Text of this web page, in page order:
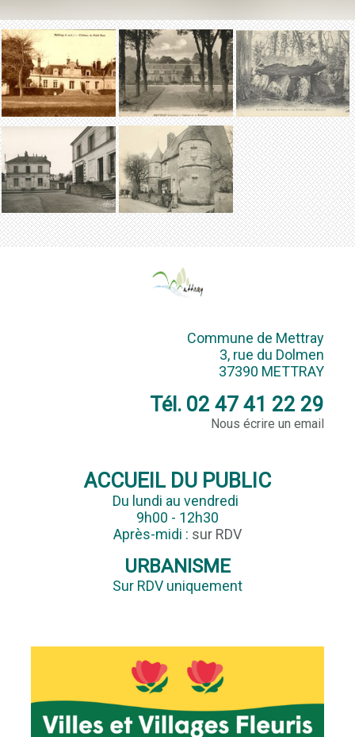
Commune de Mettray
3, rue du Dolmen
37390 METTRAY
Tél. 02 47 41 22 29
Nous écrire un email
ACCUEIL DU PUBLIC
Du lundi au vendredi
9h00 - 12h30
Après-midi : sur RDV
URBANISME
Sur RDV uniquement